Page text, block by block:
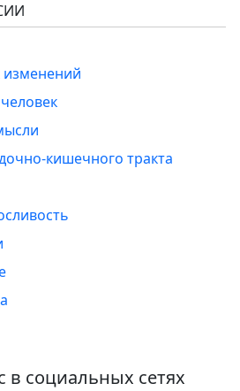
изменений
кишечного тракта
в социальных сетях